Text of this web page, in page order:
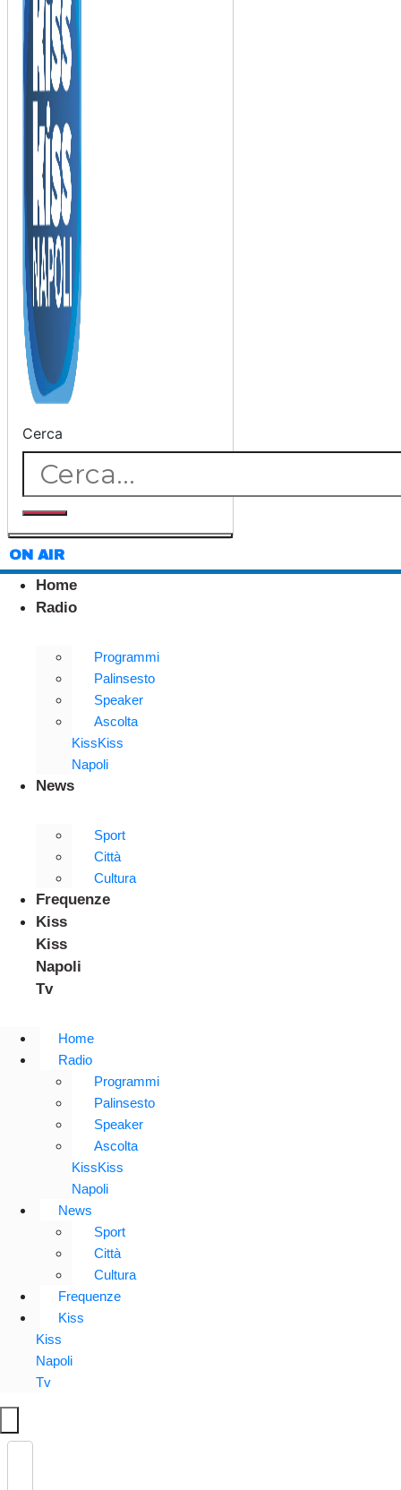
Cerca
ON AIR
Home
Radio
Programmi
Palinsesto
Speaker
Ascolta
KissKiss
Napoli
News
Sport
Città
Cultura
Frequenze
Kiss
Kiss
Napoli
Tv
Home
Radio
Programmi
Palinsesto
Speaker
Ascolta
KissKiss
Napoli
News
Sport
Città
Cultura
Frequenze
Kiss
Kiss
Napoli
Tv